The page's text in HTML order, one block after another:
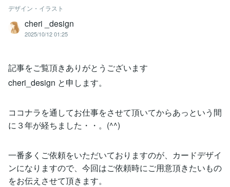
デザイン・イラスト
cheri _design
2025/10/12 01:25
記事をご覧頂きありがとうございます
cheri_design と申します。
ココナラを通してお仕事をさせて頂いてからあっという間
に３年が経ちました・・。(^^)
一番多くご依頼をいただいておりますのが、カードデザイ
ンになりますので、今回はご依頼時にご用意頂きたいもの
をお伝えさせて頂きます。